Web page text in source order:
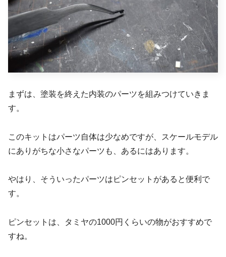
まずは、塗装を終えた内装のパーツを組みつけていきま
す。
このキットはパーツ自体は少なめですが、スケールモデル
にありがちな小さなパーツも、あるにはあります。
やはり、そういったパーツはピンセットがあると便利で
す。
ピンセットは、タミヤの1000円くらいの物がおすすめで
すね。